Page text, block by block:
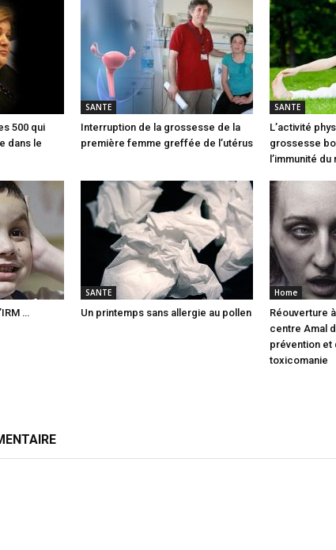
500 qui
dans le
SANTE
Interruption de la grossesse de la
première femme greffée de l’utérus
SANTE
L’activité
grossesse
l’immunité
…
SANTE
Un printemps sans allergie au pollen
Home
Réouverture
centre Amal
prévention et
toxicomanie